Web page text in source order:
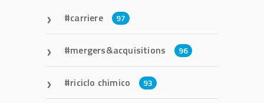
carriere 97
mergers&acquisitions 96
riciclo chimico 93